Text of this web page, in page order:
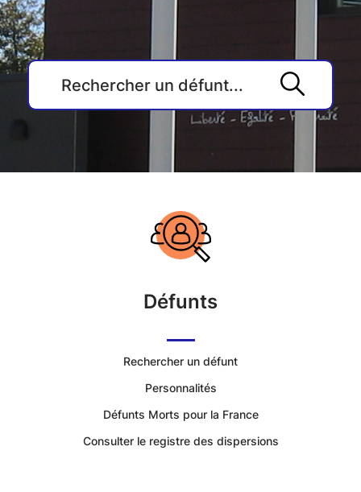
Accueil
du
Commune
de
La
Dominelais
Défunts
Rechercher un défunt
Personnalités
Défunts Morts pour la France
Consulter le registre des dispersions